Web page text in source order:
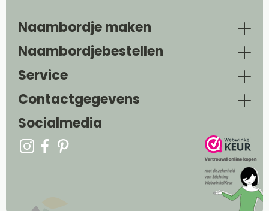
Naambordje maken
Naambordjebestellen
Service
Contactgegevens
Socialmedia